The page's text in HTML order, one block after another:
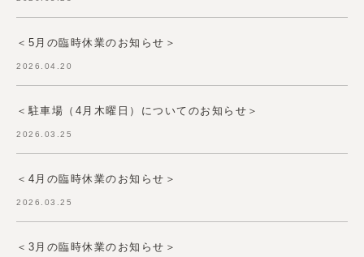
＜5月の臨時休業のお知らせ＞
2026.04.20
＜駐車場（4月木曜日）についてのお知らせ＞
2026.03.25
＜4月の臨時休業のお知らせ＞
2026.03.25
＜3月の臨時休業のお知らせ＞